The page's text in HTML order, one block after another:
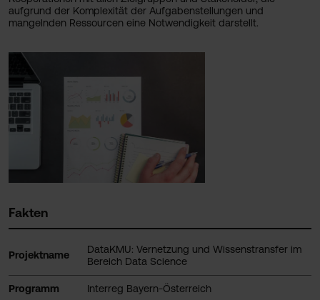
aufgrund der Komplexität der Aufgabenstellungen und
mangelnden Ressourcen eine Notwendigkeit darstellt.
Fakten
Projektname
DataKMU: Vernetzung und Wissenstransfer im
Bereich Data Science
Programm Interreg Bayern-Österreich